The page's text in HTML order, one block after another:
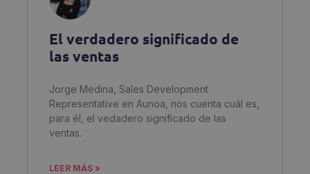
El verdadero significado de
las ventas
Jorge Medina, Sales Development
Representative en Aunoa, nos cuenta cuál es,
para él, el vedadero significado de las
ventas.
LEER MÁS »